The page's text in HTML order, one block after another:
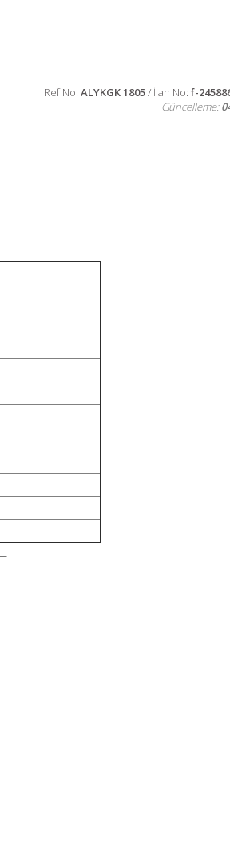
Ref.No: ALYKGK 1805/ İlan No: f-
Güncelleme: